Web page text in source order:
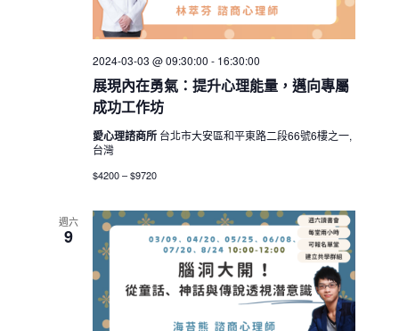
展現內在勇氣：提升心理能量，邁向專屬
成功工作坊
2024-03-03 @ 09:30:00 - 16:30:00
愛心理諮商所 台北市大安區和平東路二段66號6樓之一,
台灣
$4200 – $9720
週六
9